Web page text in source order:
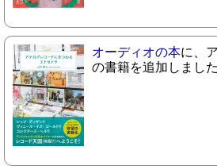
オーディオの本に、
の書籍を追加しました